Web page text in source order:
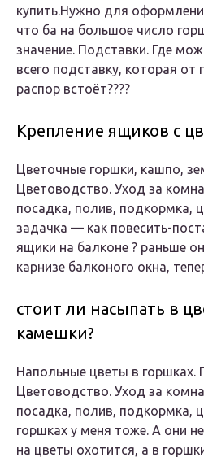
купить.Нужно для
что ба на большое число
значение. Подставки. Где
всего подставку, которая
распор встоёт????
Крепление ящиков с
Цветочные горшки, кашпо,
Цветоводство. Уход за
посадка, полив, подкормка,
задачка — как повесить-
ящики на балконе ? раньше
карнизе балконого окна,
стоит ли насыпать в
камешки?
Напольные цветы в горшках.
Цветоводство. Уход за
посадка, полив, подкормка,
горшках у меня тоже. А они
на цветы охотится, а в